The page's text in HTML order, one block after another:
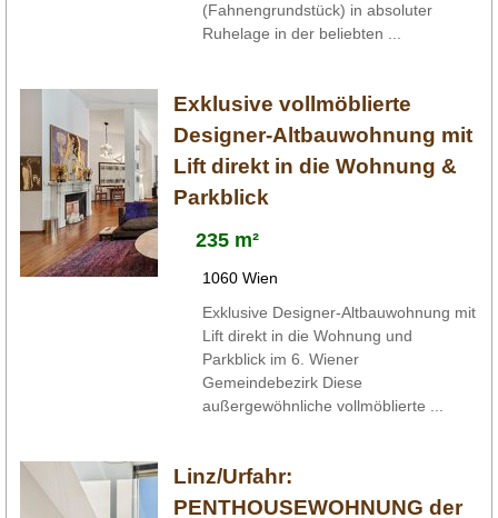
(Fahnengrundstück) in absoluter
Ruhelage in der beliebten ...
Exklusive vollmöblierte
Designer-Altbauwohnung mit
Lift direkt in die Wohnung &
Parkblick
235 m²
1060 Wien
Exklusive Designer-Altbauwohnung mit
Lift direkt in die Wohnung und
Parkblick im 6. Wiener
Gemeindebezirk Diese
außergewöhnliche vollmöblierte ...
Linz/Urfahr:
PENTHOUSEWOHNUNG der